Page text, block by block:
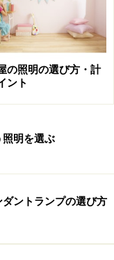
容をご確認くださ
の照明の選び方・計
ント
明を選ぶ
ントランプの選び方